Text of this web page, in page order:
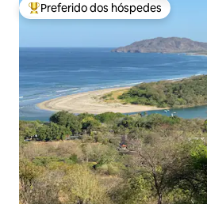
Entre os melhores preferidos dos
Preferido dos hóspedes